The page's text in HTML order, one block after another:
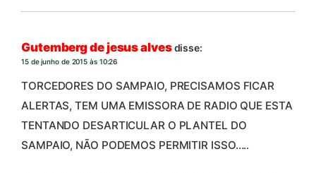
Gutemberg de jesus alvesdisse:
15 de junho de 2015 às 10:26
TORCEDORES DO SAMPAIO, PRECISAMOS FICAR
ALERTAS, TEM UMA EMISSORA DE RADIO QUE ESTA
TENTANDO DESARTICULAR O PLANTEL DO
SAMPAIO, NÃO PODEMOS PERMITIR ISSO…..